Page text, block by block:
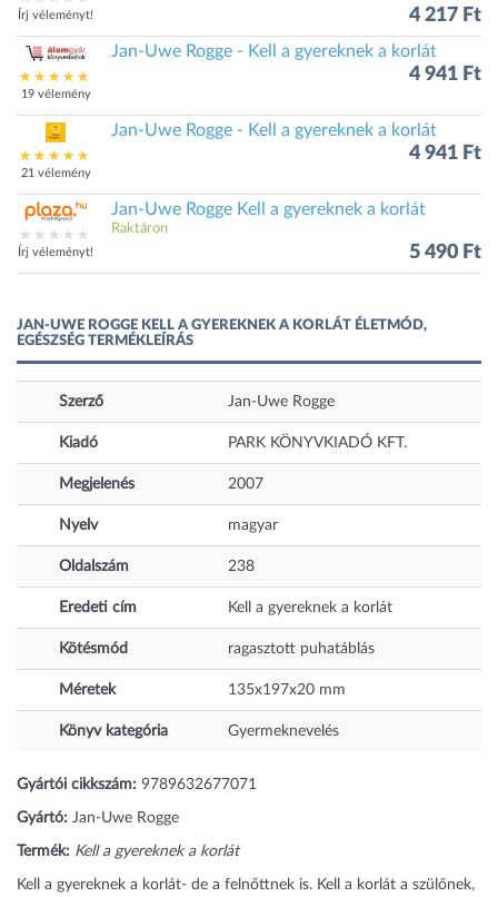
Írj véleményt! 4 217 Ft
19 vélemény
Jan-Uwe Rogge - Kell a gyereknek a korlát
4 941 Ft
21 vélemény
Jan-Uwe Rogge - Kell a gyereknek a korlát
4 941 Ft
Írj véleményt!
Jan-Uwe Rogge Kell a gyereknek a korlát
Raktáron
5 490 Ft
JAN-UWE ROGGE KELL A GYEREKNEK A KORLÁT ÉLETMÓD,
EGÉSZSÉG TERMÉKLEÍRÁS
Szerző Jan-Uwe Rogge
Kiadó PARK KÖNYVKIADÓ KFT.
Megjelenés 2007
Nyelv magyar
Oldalszám 238
Eredeti cím Kell a gyereknek a korlát
Kötésmód ragasztott puhatáblás
Méretek 135x197x20 mm
Könyv kategória Gyermeknevelés
Gyártói cikkszám: 9789632677071
Gyártó: Jan-Uwe Rogge
Termék: Kell a gyereknek a korlát
Kell a gyereknek a korlát- de a felnőttnek is. Kell a korlát a szülőnek,